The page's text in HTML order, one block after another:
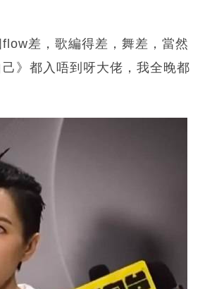
差，歌編得差，舞差，當然
》都入唔到呀大佬，我全晚都